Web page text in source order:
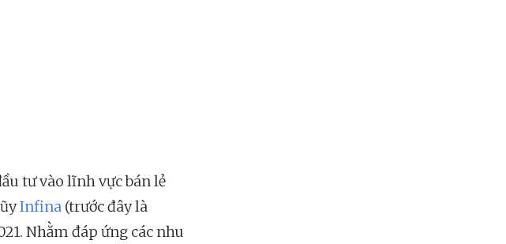
tư vào lĩnh vực bán lẻ
Infina (trước đây là
Nhằm đáp ứng các nhu